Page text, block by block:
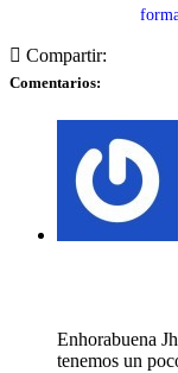
Compartir:
Comentarios:
Enhorabuena
tenemos un